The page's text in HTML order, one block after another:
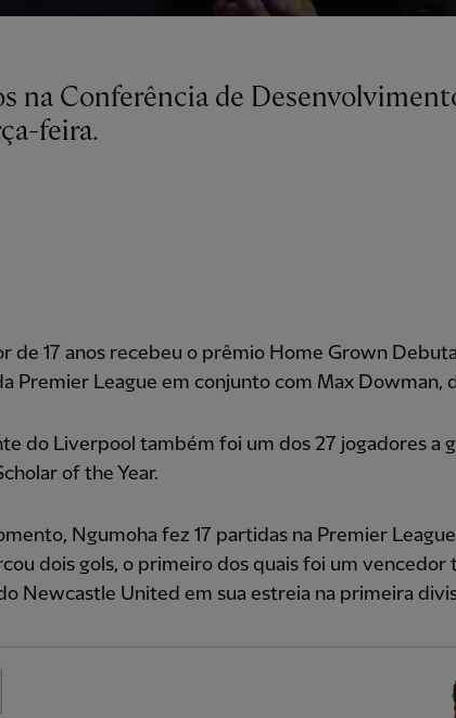
feira.
de 17 anos recebeu o prêmio Home Grown
Premier League em conjunto com Max Dowman,
do Liverpool também foi um dos 27 jogadores a
of the Year.
Ngumoha fez 17 partidas na Premier
dois gols, o primeiro dos quais foi um vencedor
Newcastle United em sua estreia na primeira